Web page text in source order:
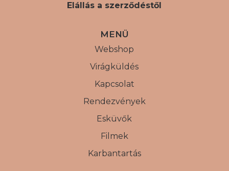
Elállás a szerződéstől
MENÜ
Webshop
Virágküldés
Kapcsolat
Rendezvények
Esküvők
Filmek
Karbantartás